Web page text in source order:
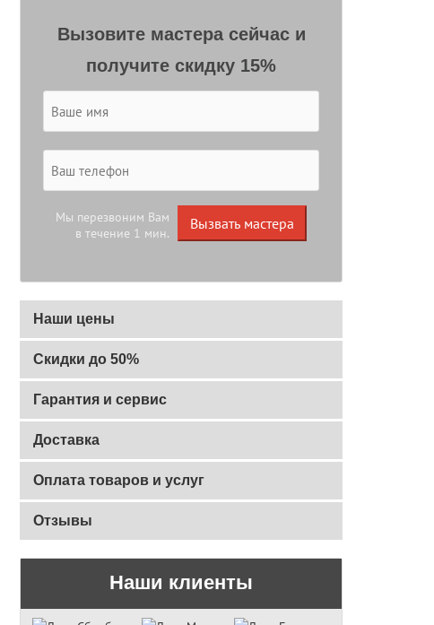
Вызовите мастера сейчас и
получите скидку 15%
Мы перезвоним Вам
в течение 1 мин.
Вызвать мастера
Наши цены
Скидки до 50%
Гарантия и сервис
Доставка
Оплата товаров и услуг
Отзывы
Наши клиенты